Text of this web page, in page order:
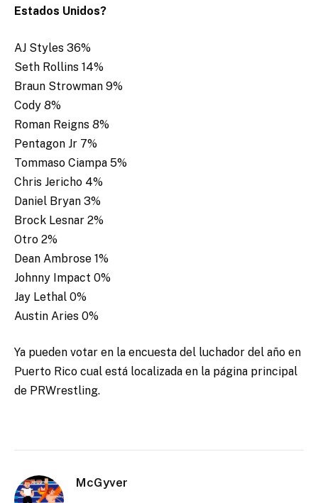
Estados Unidos?
AJ Styles 36%
Seth Rollins 14%
Braun Strowman 9%
Cody 8%
Roman Reigns 8%
Pentagon Jr 7%
Tommaso Ciampa 5%
Chris Jericho 4%
Daniel Bryan 3%
Brock Lesnar 2%
Otro 2%
Dean Ambrose 1%
Johnny Impact 0%
Jay Lethal 0%
Austin Aries 0%
Ya pueden votar en la encuesta del luchador del año en
Puerto Rico cual está localizada en la página principal
de PRWrestling.
McGyver